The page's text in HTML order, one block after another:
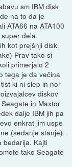
sm IBM disk
na to da je
ATA66 na ATA100
dela.
kot prejšnji disk
Prav tako si
primerjalo 2
tega je da večina
ki ni slep in nor
diskov
in Maxtor
dalje IBM jih pa
enkrat jim uspe
(sedanje stanje).
bedarija. Kajti
tako Seagate